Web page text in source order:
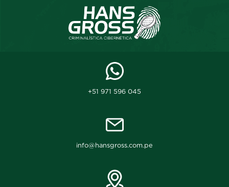
+51 971 596 045
info@hansgross.com.pe